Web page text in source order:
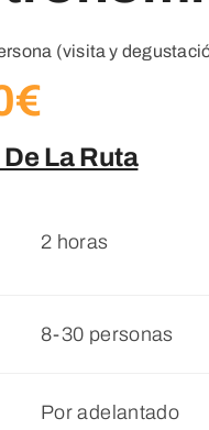
(visita y
€
La Ruta
2 horas
8-30 personas
Por adelantado